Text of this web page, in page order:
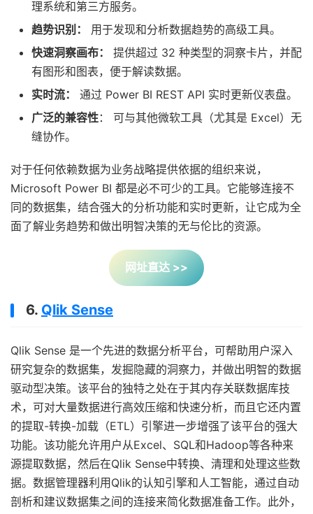
理系统和第三方服务。
趋势识别：
用于发现和分析数据趋势的高级工具。
快速洞察画布：
提供超过 32 种类型的洞察卡片，并配
有图形和图表，便于解读数据。
实时流：
通过 Power BI REST API 实时更新仪表盘。
广泛的兼容性： 可与其他微软工具（尤其是 Excel）无
缝协作。
对于任何依赖数据为业务战略提供依据的组织来说，
Microsoft Power BI 都是必不可少的工具。它能够连接不
同的数据集，结合强大的分析功能和实时更新，让它成为全
面了解业务趋势和做出明智决策的无与伦比的资源。
网址直达 >>
6. Qlik Sense
Qlik Sense 是一个先进的数据分析平台，可帮助用户深入
研究复杂的数据集，发掘隐藏的洞察力，并做出明智的数据
驱动型决策。该平台的独特之处在于其内存关联数据库技
术，可对大量数据进行高效压缩和快速分析，而且它还内置
的提取-转换-加载（ETL）引擎进一步增强了该平台的强大
功能。该功能允许用户从Excel、SQL和Hadoop等各种来
源提取数据，然后在Qlik Sense中转换、清理和处理这些数
据。数据管理器利用Qlik的认知引擎和人工智能，通过自动
剖析和建议数据集之间的连接来简化数据准备工作。此外，